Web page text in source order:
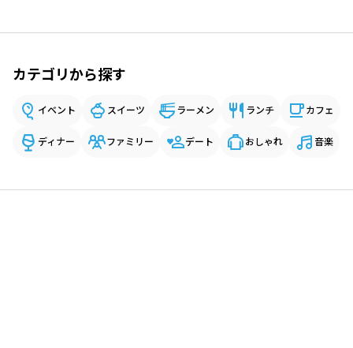
カテゴリから探す
イベント スイーツ ラーメン ランチ カフェ
ディナー ファミリー デート おしゃれ 音楽